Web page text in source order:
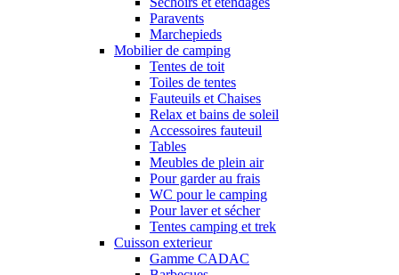
Paravents
Marchepieds
Mobilier de camping
Tentes de toit
Toiles de tentes
Fauteuils et Chaises
Relax et bains de soleil
Accessoires fauteuil
Tables
Meubles de plein air
Pour garder au frais
WC pour le camping
Pour laver et sécher
Tentes camping et trek
Cuisson exterieur
Gamme CADAC